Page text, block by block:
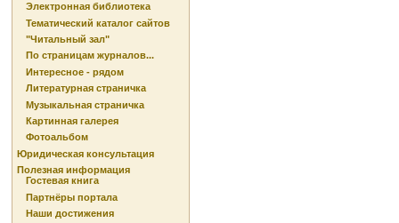
Электронная библиотека
Тематический каталог сайтов
"Читальный зал"
По страницам журналов...
Интересное - рядом
Литературная страничка
Музыкальная страничка
Картинная галерея
Фотоальбом
Юридическая консультация
Полезная информация
Гостевая книга
Партнёры портала
Наши достижения